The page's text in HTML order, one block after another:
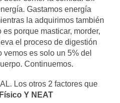
Gastamos energía
la adquirimos también
porque masticar, morder,
el proceso de digestión
es solo un 5% del
Continuemos.
Los otros 2 factores que
Y NEAT